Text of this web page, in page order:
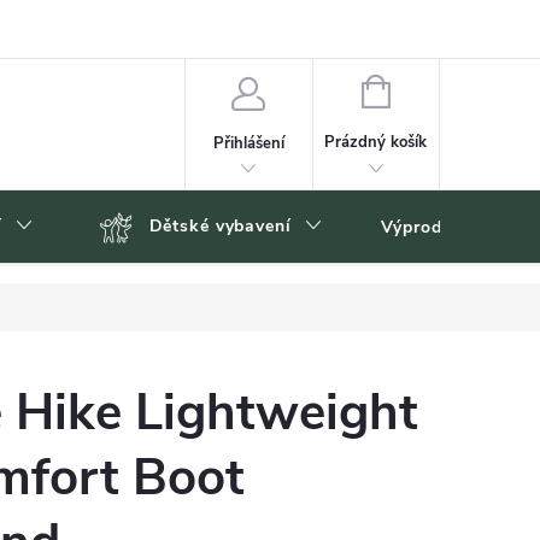
Přihlášení
NÁKUPNÍ
Prázdný košík
Dětské vybavení Výprodej
Hike Lightweight
Boot